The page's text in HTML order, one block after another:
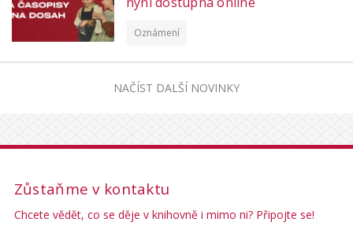
Oznámení
NAČÍST DALŠÍ NOVINKY
Zůstaňme v kontaktu
Chcete vědět, co se děje v knihovně i mimo ni? Připojte se!